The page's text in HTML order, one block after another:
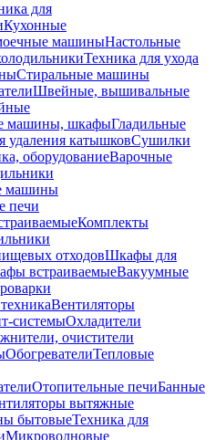
для
Кухонные
машиныНастольные
Техника для ухода
Стиральные машины
Швейные, вышивальные
машины, шкафыГладильные
катышковСушилки
оборудованиеВарочные
машины
печи
Комплекты
отходовШкафы для
встраиваемыеВакуумные
Вентиляторы
системыОхладители
очистители
ОбогревателиТепловые
Отопительные печиБанные
вытяжные
бытовыеТехника для
Микроволновые